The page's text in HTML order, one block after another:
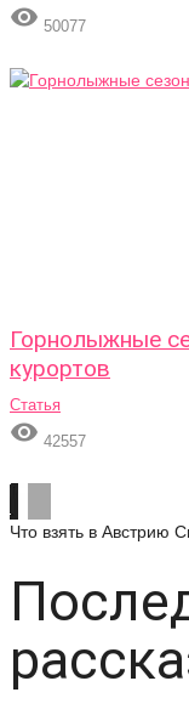
 50077
Горнолыжные
курортов
Статья
 42557
Что взять в Австрию